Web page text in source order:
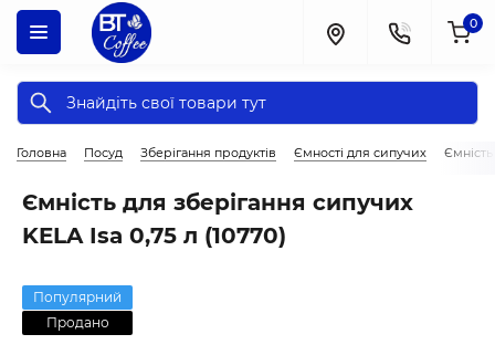
0
Головна Посуд Зберігання продуктів Ємності для сипучих
Ємність для зберігання сипучих
KELA Isa 0,75 л (10770)
Популярний
Продано